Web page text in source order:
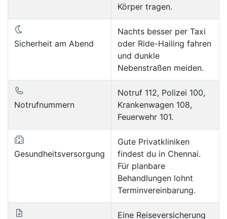
Körper tragen.
Sicherheit am Abend
Nachts besser per Taxi
oder Ride-Hailing fahren
und dunkle
Nebenstraßen meiden.
Notrufnummern
Notruf 112, Polizei 100,
Krankenwagen 108,
Feuerwehr 101.
Gesundheitsversorgung
Gute Privatkliniken
findest du in Chennai.
Für planbare
Behandlungen lohnt
Terminvereinbarung.
Eine Reiseversicherung